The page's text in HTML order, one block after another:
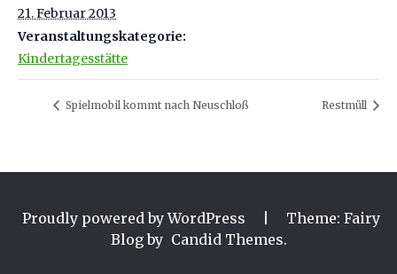
21. Februar 2013
Veranstaltungskategorie:
Kindertagesstätte
Spielmobil kommt nach Neuschloß Restmüll
Proudly powered by WordPress
Theme: Fairy
Blog by Candid Themes.